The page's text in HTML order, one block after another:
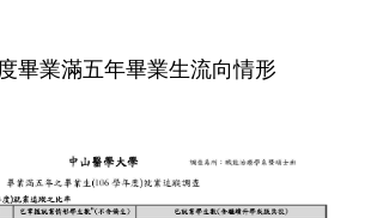
畢業滿五年畢業生流向情形